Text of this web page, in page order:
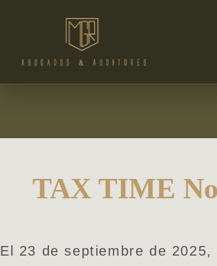
TAX TIME
El 23 de septiembre de 2025,